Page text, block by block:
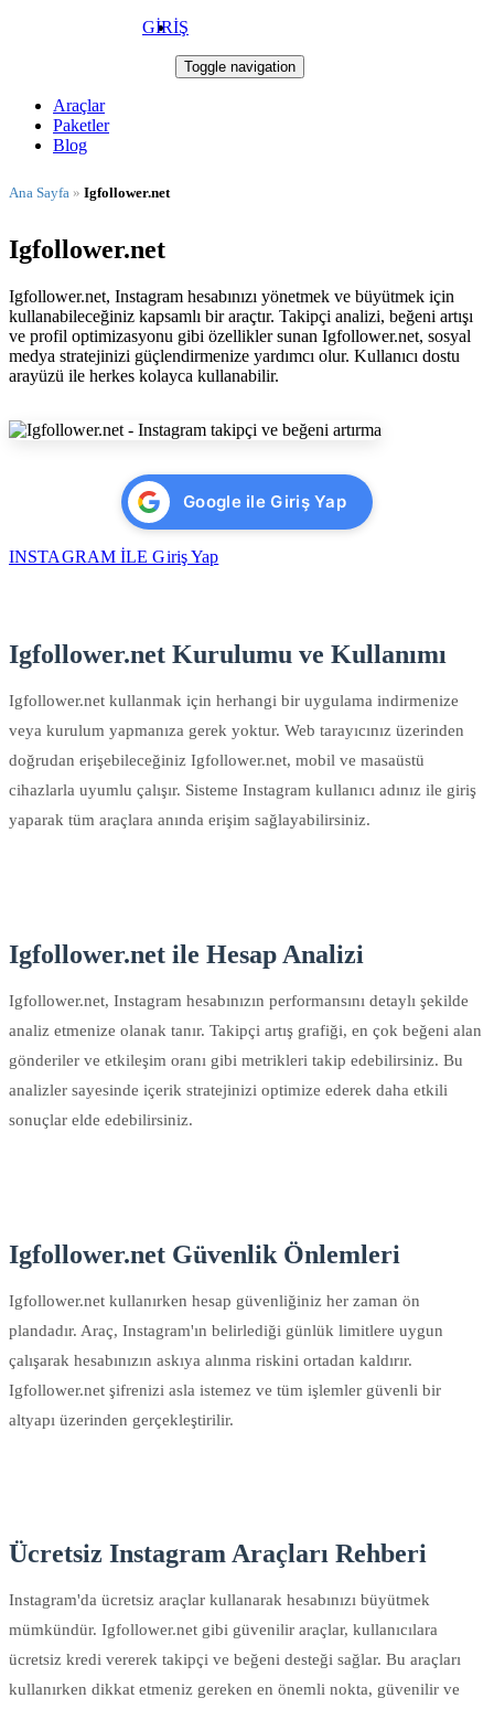
GİRİŞ
Toggle navigation
Araçlar
Paketler
Blog
Ana Sayfa » Igfollower.net
Igfollower.net
Igfollower.net, Instagram hesabınızı yönetmek ve büyütmek için
kullanabileceğiniz kapsamlı bir araçtır. Takipçi analizi, beğeni artışı
ve profil optimizasyonu gibi özellikler sunan Igfollower.net, sosyal
medya stratejinizi güçlendirmenize yardımcı olur. Kullanıcı dostu
arayüzü ile herkes kolayca kullanabilir.
Google ile Giriş Yap
INSTAGRAM İLE Giriş Yap
Igfollower.net Kurulumu ve Kullanımı
Igfollower.net kullanmak için herhangi bir uygulama indirmenize
veya kurulum yapmanıza gerek yoktur. Web tarayıcınız üzerinden
doğrudan erişebileceğiniz Igfollower.net, mobil ve masaüstü
cihazlarla uyumlu çalışır. Sisteme Instagram kullanıcı adınız ile giriş
yaparak tüm araçlara anında erişim sağlayabilirsiniz.
Igfollower.net ile Hesap Analizi
Igfollower.net, Instagram hesabınızın performansını detaylı şekilde
analiz etmenize olanak tanır. Takipçi artış grafiği, en çok beğeni alan
gönderiler ve etkileşim oranı gibi metrikleri takip edebilirsiniz. Bu
analizler sayesinde içerik stratejinizi optimize ederek daha etkili
sonuçlar elde edebilirsiniz.
Igfollower.net Güvenlik Önlemleri
Igfollower.net kullanırken hesap güvenliğiniz her zaman ön
plandadır. Araç, Instagram'ın belirlediği günlük limitlere uygun
çalışarak hesabınızın askıya alınma riskini ortadan kaldırır.
Igfollower.net şifrenizi asla istemez ve tüm işlemler güvenli bir
altyapı üzerinden gerçekleştirilir.
Ücretsiz Instagram Araçları Rehberi
Instagram'da ücretsiz araçlar kullanarak hesabınızı büyütmek
mümkündür. Igfollower.net gibi güvenilir araçlar, kullanıcılara
ücretsiz kredi vererek takipçi ve beğeni desteği sağlar. Bu araçları
kullanırken dikkat etmeniz gereken en önemli nokta, güvenilir ve